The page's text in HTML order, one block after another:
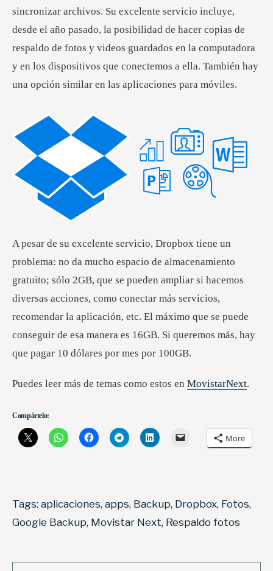
sincronizar archivos. Su excelente servicio incluye,
desde el año pasado, la posibilidad de hacer copias de
respaldo de fotos y videos guardados en la computadora
y en los dispositivos que conectemos a ella. También hay
una opción similar en las aplicaciones para móviles.
A pesar de su excelente servicio, Dropbox tiene un
problema: no da mucho espacio de almacenamiento
gratuito; sólo 2GB, que se pueden ampliar si hacemos
diversas acciones, como conectar más servicios,
recomendar la aplicación, etc. El máximo que se puede
conseguir de esa manera es 16GB. Si queremos más, hay
que pagar 10 dólares por mes por 100GB.
Puedes leer más de temas como estos en MovistarNext.
Compártelo:
More
Tags: aplicaciones, apps, Backup, Dropbox, Fotos,
Google Backup, Movistar Next, Respaldo fotos